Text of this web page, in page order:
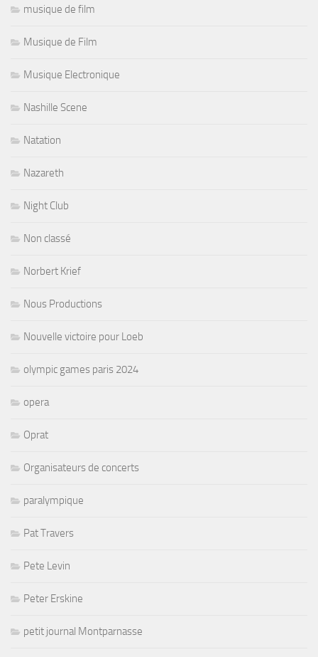
musique de film
Musique de Film
Musique Electronique
Nashille Scene
Natation
Nazareth
Night Club
Non classé
Norbert Krief
Nous Productions
Nouvelle victoire pour Loeb
olympic games paris 2024
opera
Oprat
Organisateurs de concerts
paralympique
Pat Travers
Pete Levin
Peter Erskine
petit journal Montparnasse